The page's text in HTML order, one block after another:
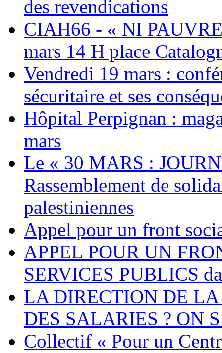
des revendications
CIAH66 - « NI
mars 14 H place
Vendredi 19 mars :
sécuritaire et ses
Hôpital Perpignan :
mars
Le « 30 MARS :
Rassemblement de
palestiniennes
Appel pour un front
APPEL POUR UN
SERVICES PUBLICS
LA DIRECTION DE
DES SALARIES ? ON
Collectif « Pour un